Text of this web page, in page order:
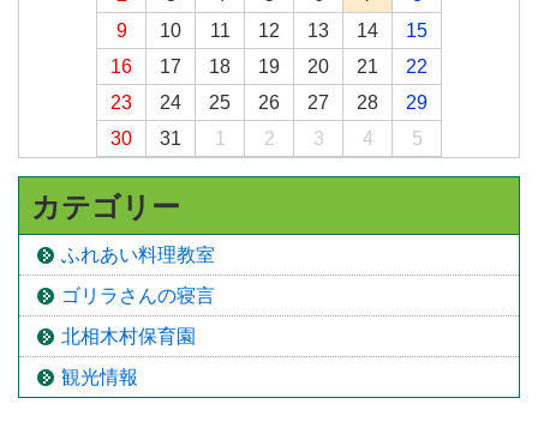
9
10 11 12 13 14
15
16
17 18 19 20 21
22
23
24 25 26 27 28
29
30
31 1 2 3 4 5
カテゴリー
ふれあい料理教室
ゴリラさんの寝言
北相木村保育園
観光情報